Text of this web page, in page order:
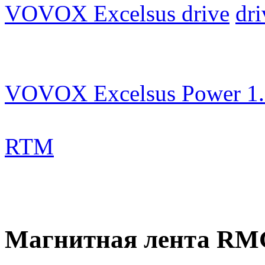
VOVOX Excelsus drive
VOVOX Excelsus Power
RTM
Магнитная лента